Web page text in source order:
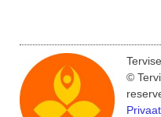
©